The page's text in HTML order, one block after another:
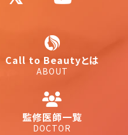
Call to Beautyとは
ABOUT
監修医師一覧
DOCTOR